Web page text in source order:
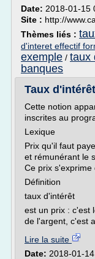
Date: 2018-01-15
Site : http://
Thèmes liés :
d'interet effectif
exemple / taux
banques
Taux
Cette notion
inscrites au
Lexique
Prix qu'il faut
et rémunérant le
Ce prix s'exprime
Définition
taux d'intérêt
est un prix : c'est
de l'argent, c'est
Lire la suite
Date: 2018-01-